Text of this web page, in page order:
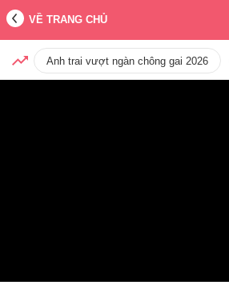
VỀ TRANG CHỦ
Anh trai vượt ngàn chông gai 2026